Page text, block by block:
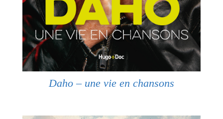
Daho – une vie en chansons